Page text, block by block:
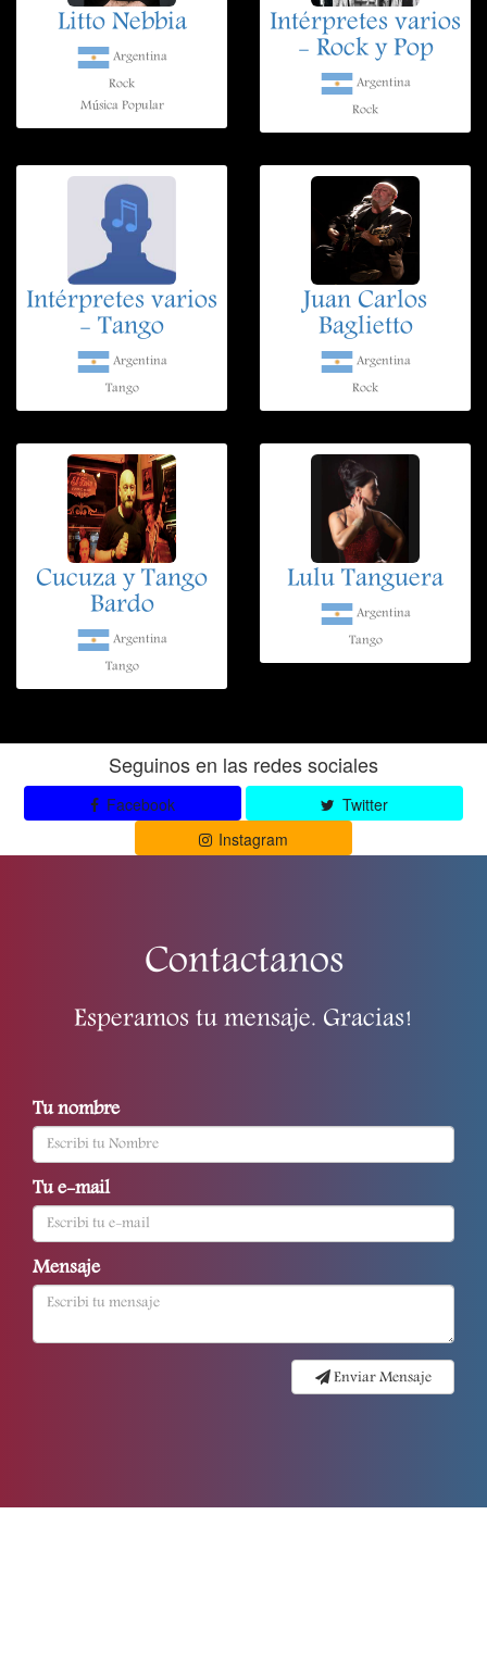
Litto Nebbia
Argentina
Rock
Música Popular
Intérpretes varios
- Rock y Pop
Argentina
Rock
Intérpretes varios
- Tango
Argentina
Tango
Juan Carlos
Baglietto
Argentina
Rock
Cucuza y Tango
Bardo
Argentina
Tango
Lulu Tanguera
Argentina
Tango
Seguinos en las redes sociales
Facebook
Twitter
Instagram
Contactanos
Esperamos tu mensaje. Gracias!
Tu nombre
Tu e-mail
Mensaje
Enviar Mensaje